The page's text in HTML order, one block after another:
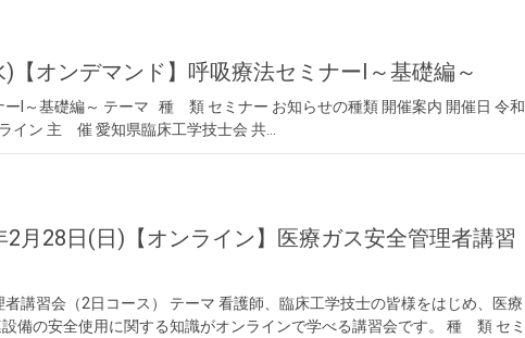
オンデマンド】呼吸療法セミナーⅠ～基礎編～
Ⅰ～基礎編～ テーマ 種 類 セミナー お知らせの種類 開催案内 開催日 令和
イン 主 催 愛知県臨床工学技士会 共…
月28日(日)【オンライン】医療ガス安全管理者講習
講習会（2日コース） テーマ 看護師、臨床工学技士の皆様をはじめ、医療
備の安全使用に関する知識がオンラインで学べる講習会です。 種 類 セミ